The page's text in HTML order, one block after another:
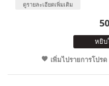
ดูรายละเอียดเพิ่มเติม
หยิบ
เพิ่มไปรายการโปรด